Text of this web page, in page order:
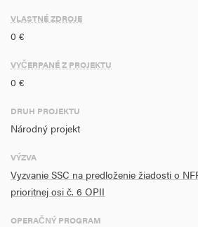
VLASTNÉ ZDROJE
0 €
VYČERPANÉ Z PROJEKTU
0 €
DRUH PROJEKTU
Národný projekt
VÝZVA
Vyzvanie SSC na predloženie žiadosti o
prioritnej osi č. 6 OPII
OPERAČNÝ PROGRAM